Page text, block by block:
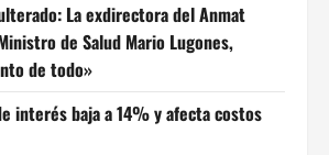
La exdirectora del Anmat
de Salud Mario Lugones,
de todo»
interés baja a 14% y afecta costos